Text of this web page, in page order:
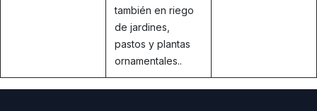
también en riego
de jardines,
pastos y plantas
ornamentales..